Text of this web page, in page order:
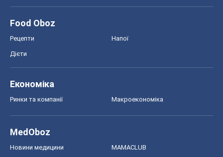
Food Oboz
Рецепти Напої
Дієти
Економіка
Ринки та компанії Макроекономіка
MedOboz
Новини медицини MAMACLUB